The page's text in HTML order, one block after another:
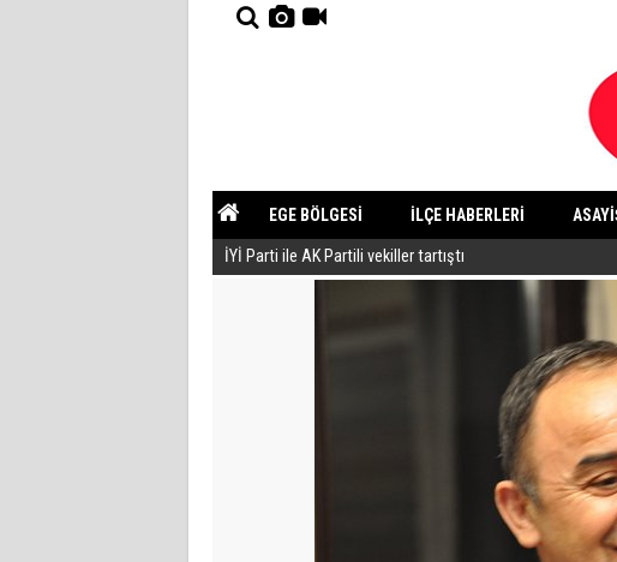
EGE BÖLGESİ İLÇE HABERLERİ
YAZARLAR GÜNDEM
İYİ Parti ile AK Partili vekiller tartıştı